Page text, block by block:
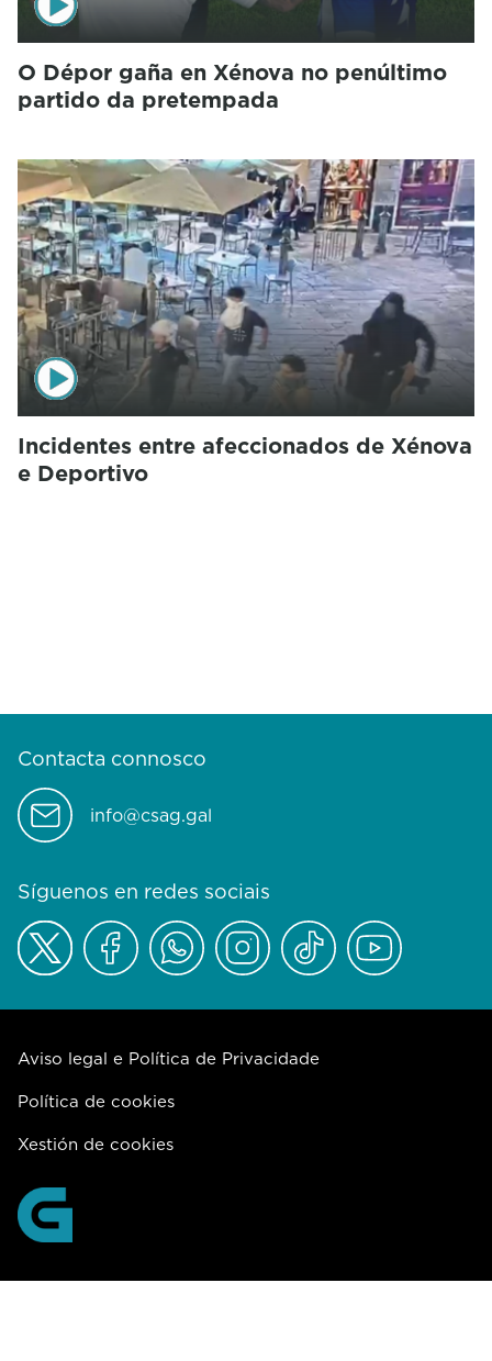
O Dépor gaña en Xénova no penúltimo
partido da pretempada
Incidentes entre afeccionados de Xénova
e Deportivo
Contacta connosco
info@csag.gal
Síguenos en redes sociais
Aviso legal e Política de Privacidade
Política de cookies
Xestión de cookies